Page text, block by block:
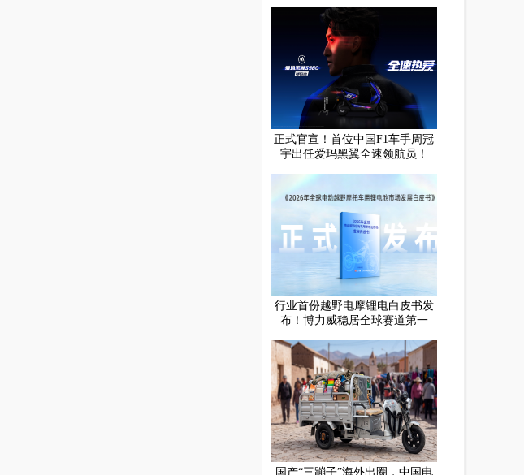
正式官宣！首位中国F1车手周冠
宇出任爱玛黑翼全速领航员！
行业首份越野电摩锂电白皮书发
布！博力威稳居全球赛道第一
国产“三蹦子”海外出圈，中国电